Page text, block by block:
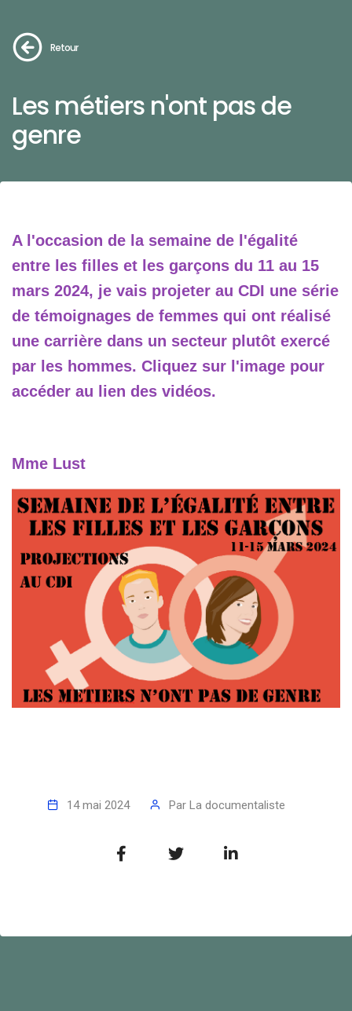
Retour
Les métiers n'ont pas de
genre
A l'occasion de la semaine de l'égalité
entre les filles et les garçons du 11 au 15
mars 2024, je vais projeter au CDI une série
de témoignages de femmes qui ont réalisé
une carrière dans un secteur plutôt exercé
par les hommes. Cliquez sur l'image pour
accéder au lien des vidéos.
Mme Lust
14 mai 2024 Par La documentaliste